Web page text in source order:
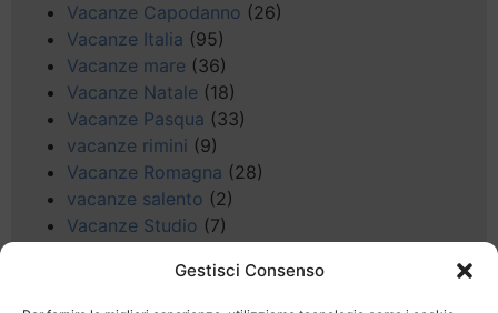
Gestisci Consenso
Vacanze Capodanno (26)
Vacanze Italia (95)
Vacanze mare (36)
Vacanze Natale (18)
Vacanze Pasqua (33)
vacanze rimini (9)
Vacanze Romagna (28)
vacanze salento (2)
Vacanze Studio (7)
(5)
Veneto (25)